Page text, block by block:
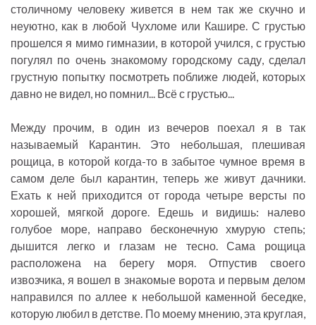
столичному человеку живется в нем так же скучно и
неуютно, как в любой Чухломе или Кашире. С грустью
прошелся я мимо гимназии, в которой учился, с грустью
погулял по очень знакомому городскому саду, сделал
грустную попытку посмотреть поближе людей, которых
давно не видел, но помнил... Всё с грустью...
Между прочим, в один из вечеров поехал я в так
называемый Карантин. Это небольшая, плешивая
рощица, в которой когда-то в забытое чумное время в
самом деле был карантин, теперь же живут дачники.
Ехать к ней приходится от города четыре версты по
хорошей, мягкой дороге. Едешь и видишь: налево
голубое море, направо бесконечную хмурую степь;
дышится легко и глазам не тесно. Сама рощица
расположена на берегу моря. Отпустив своего
извозчика, я вошел в знакомые ворота и первым делом
направился по аллее к небольшой каменной беседке,
которую любил в детстве. По моему мнению, эта круглая,